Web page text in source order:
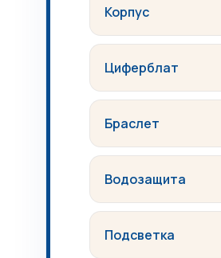
Корпус
Циферблат
Браслет
Водозащита
Подсветка